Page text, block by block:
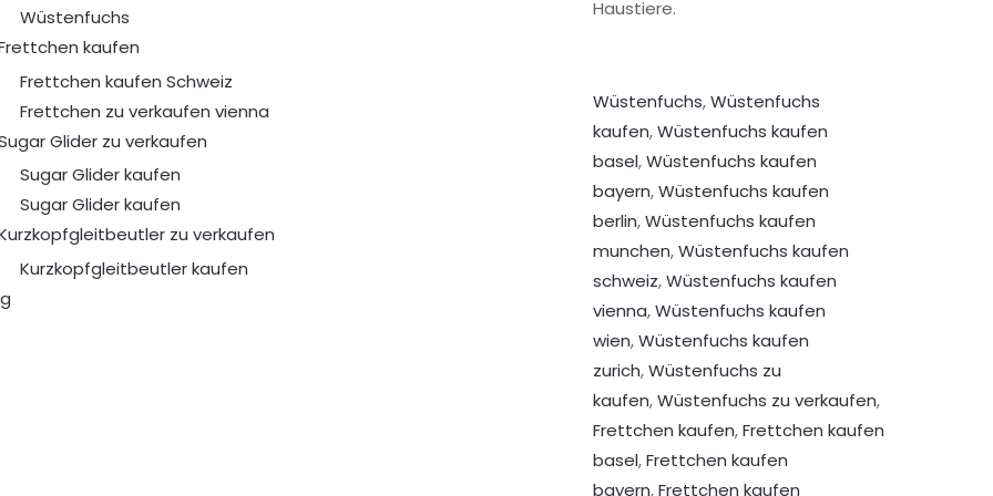
Wüstenfuchs
kaufen
Frettchen kaufen Schweiz
Frettchen zu verkaufen vienna
Glider zu verkaufen
Sugar Glider kaufen
Sugar Glider kaufen
zu verkaufen
Kurzkopfgleitbeutler kaufen
Haustiere.
Wüstenfuchs,Wüstenfuchs
kaufen,Wüstenfuchs kaufen
basel,Wüstenfuchs kaufen
bayern,Wüstenfuchs kaufen
berlin,Wüstenfuchs kaufen
munchen,Wüstenfuchs kaufen
schweiz,Wüstenfuchs kaufen
vienna,Wüstenfuchs kaufen
wien,Wüstenfuchs kaufen
zurich,Wüstenfuchs zu
kaufen,Wüstenfuchs zu verkaufen,
Frettchen kaufen,Frettchen kaufen
basel,Frettchen kaufen
bayern,Frettchen kaufen